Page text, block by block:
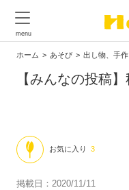
ホーム あそび 出し物、手
【みんなの投稿
お気に入り 3
掲載日：2020/11/11